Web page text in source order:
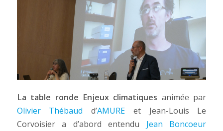
La table ronde Enjeux climatiques animée par
Olivier Thébaud d’AMURE et Jean-Louis Le
Corvoisier a d’abord entendu Jean Boncoeur